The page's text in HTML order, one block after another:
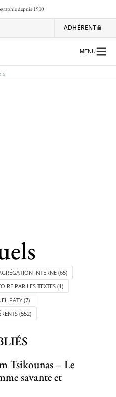
depuis 1910
ADHÉRENT
actualités
de l’APHG
rondes
publiés
MENU
INTERNE(65)
PAR LES TEXTES(1)
PATY(7)
(552)
Tsikounas – Le
savante et